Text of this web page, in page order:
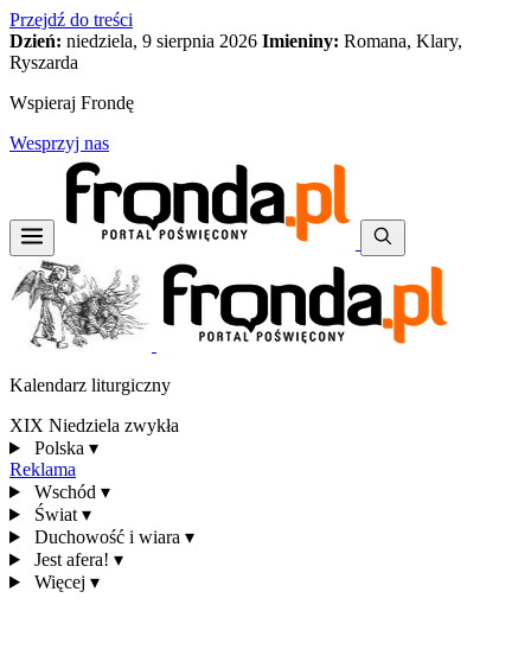
Przejdź do treści
Dzień: niedziela, 9 sierpnia 2026 Imieniny: Romana, Klary,
Ryszarda
Wspieraj Frondę
Wesprzyj nas
Kalendarz liturgiczny
XIX Niedziela zwykła
Polska ▾
Reklama
Wschód ▾
Świat ▾
Duchowość i wiara ▾
Jest afera! ▾
Więcej ▾